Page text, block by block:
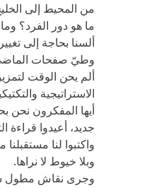
من المحيط إلى
ما هو دور الفرد؟
ألسنا بحاجة إلى
وطيّ صفحات
ألم يحن الوقت
الاستراتيجية
أيها المفكرون
جديد، أعيدوا قراءة
واكتبوا لنا
وبلا خيوط لا نراها.
وجرى نقاش مطول